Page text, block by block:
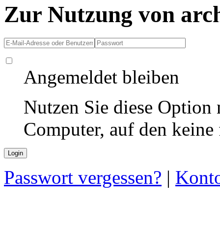
Zur Nutzung von
Angemeldet bleiben
Nutzen Sie diese
Computer, auf den
Passwort vergessen? |